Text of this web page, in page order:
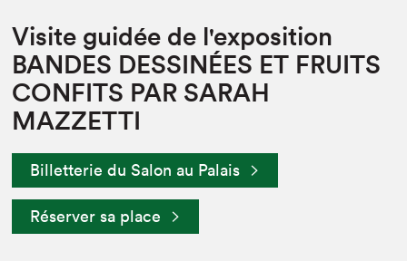
Espace médias
Actualités
Vidéos et Balados
Club de lecture Braindate
Édition 2022
Planifier sa visite
Nous connaître
Projets partenaires 2022
Liens pratiques
Visite guidée de l'exposition
BANDES DESSINÉES ET FRUITS
CONFITS PAR SARAH
MAZZETTI
Billetterie du Salon au Palais
Réserver sa place